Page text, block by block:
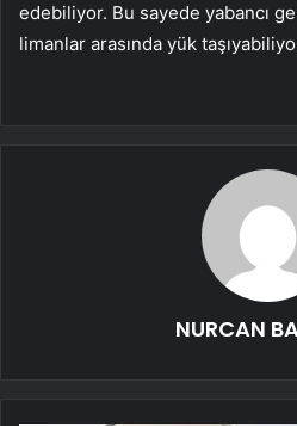
edebiliyor. Bu sayede yabancı
limanlar arasında yük
NURCAN